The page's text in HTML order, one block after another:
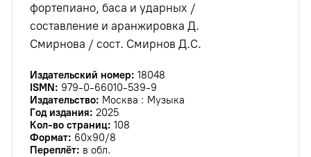
фортепиано, баса и ударных /
составление и аранжировка Д.
Смирнова / сост. Смирнов Д.С.
Издательский номер: 18048
ISMN: 979-0-66010-539-9
Издательство: Москва : Музыка
Год издания: 2025
Кол-во страниц: 108
Формат: 60х90/8
Переплёт: в обл.